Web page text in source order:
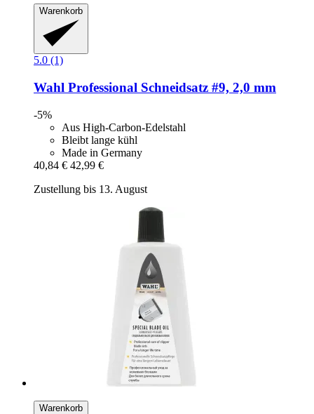
Warenkorb
5.0 (1)
Wahl Professional Schneidsatz #9, 2,0 mm
-5%
Aus High-Carbon-Edelstahl
Bleibt lange kühl
Made in Germany
40,84 € 42,99 €
Zustellung bis 13. August
Warenkorb